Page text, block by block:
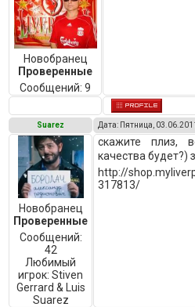
Новобранец
Проверенные
Сообщений:9
Suarez Дата: Пятница,
Новобранец
Проверенные
Сообщений:
42
Любимый
игрок:Stiven
Gerrard & Luis
Suarez
скажите плиз,
качества будет?)
http://
317813/